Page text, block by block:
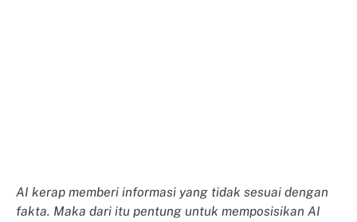
AI kerap memberi informasi yang tidak sesuai dengan
fakta. Maka dari itu pentung untuk memposisikan AI